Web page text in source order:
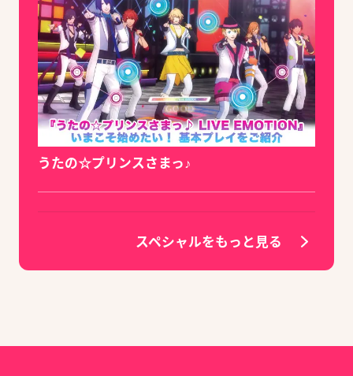
うたの☆プリンスさまっ♪
スペシャルをもっと見る